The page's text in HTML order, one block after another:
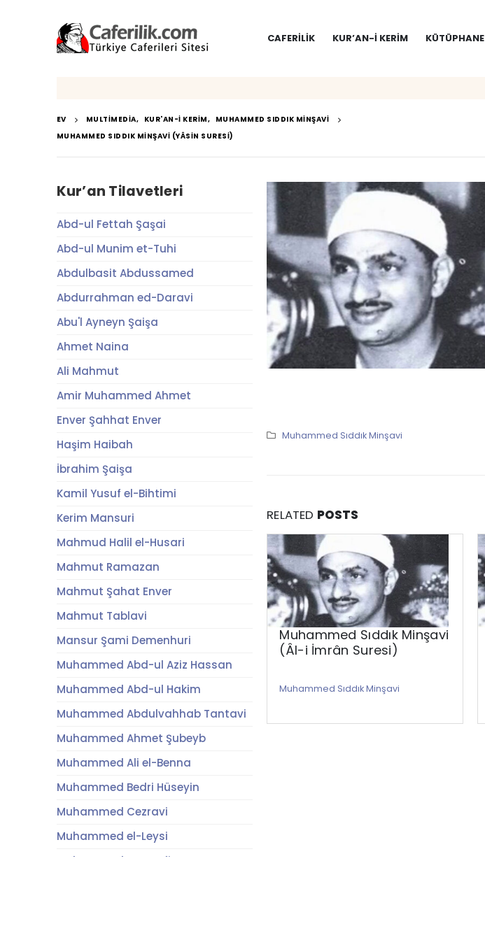
CAFERILIK KUR’AN-I KERIM KÜTÜPHANE
EV MULTIMEDIA, KUR'AN-I KERIM, MUHAMMED SIDDIK MINŞAVI
MUHAMMED SIDDIK MINŞAVI (YÂSIN SURESI)
Muhammed Sıddık Minşavi
RELATED POSTS
Muhammed Sıddık Minşavi
(Âl-i İmrân Suresi)
Muhammed Sıddık Minşavi
Kur’an Tilavetleri
Abd-ul Fettah Şaşai
Abd-ul Munim et-Tuhi
Abdulbasit Abdussamed
Abdurrahman ed-Daravi
Abu'l Ayneyn Şaişa
Ahmet Naina
Ali Mahmut
Amir Muhammed Ahmet
Enver Şahhat Enver
Haşim Haibah
İbrahim Şaişa
Kamil Yusuf el-Bihtimi
Kerim Mansuri
Mahmud Halil el-Husari
Mahmut Ramazan
Mahmut Şahat Enver
Mahmut Tablavi
Mansur Şami Demenhuri
Muhammed Abd-ul Aziz Hassan
Muhammed Abd-ul Hakim
Muhammed Abdulvahhab Tantavi
Muhammed Ahmet Şubeyb
Muhammed Ali el-Benna
Muhammed Bedri Hüseyin
Muhammed Cezravi
Muhammed el-Leysi
Muhammed es-Seyfi